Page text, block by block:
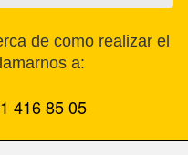
de como realizar el
a:
416 85 05